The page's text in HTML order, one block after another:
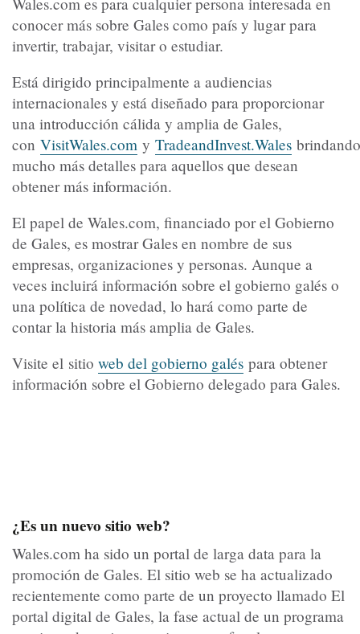
conocer más sobre Gales como país y lugar para
invertir, trabajar, visitar o estudiar.
Está dirigido principalmente a audiencias
internacionales y está diseñado para proporcionar
una introducción cálida y amplia de Gales,
con VisitWales.com y TradeandInvest.Wales brindando
mucho más detalles para aquellos que desean
obtener más información.
El papel de Wales.com, financiado por el Gobierno
de Gales, es mostrar Gales en nombre de sus
empresas, organizaciones y personas. Aunque a
veces incluirá información sobre el gobierno galés o
una política de novedad, lo hará como parte de
contar la historia más amplia de Gales.
Visite el sitio web del gobierno galés para obtener
información sobre el Gobierno delegado para Gales.
¿Es un nuevo sitio web?
Wales.com ha sido un portal de larga data para la
promoción de Gales. El sitio web se ha actualizado
recientemente como parte de un proyecto llamado El
portal digital de Gales, la fase actual de un programa